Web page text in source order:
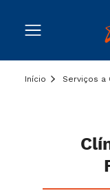
Início Serviços a